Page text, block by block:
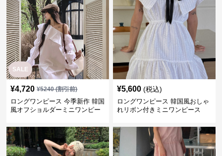
SALE
¥4,720 ¥5240(割引前)
ロングワンピース 今季新作 韓国
風オフショルダーミニワンピー
¥5,600 (税込)
ロングワンピース 韓国風おしゃ
れリボン付きミニワンピース